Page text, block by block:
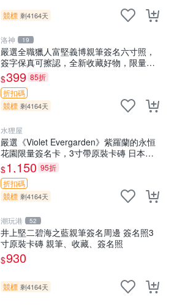
競標 剩4164天
洛神 19
嚴選全職獵人富堅義博親筆簽名六寸照，
簽字保真可擦認，全新收藏好物，限量發
售 全職獵人 富堅義博 簽名照片
$399 85折
折扣碼
競標 剩4164天
水狸屋
嚴選《Violet Evergarden》紫羅蘭的永恒
花園限量簽名卡，3寸帶原裝卡磚 日本中
古收藏推薦 薇爾莉特 曜佳奈 筆記本
$1,150 95折
折扣碼
競標 剩4164天
潮玩港 52
井上堅二碧海之藍親筆簽名周邊 簽名照3
寸原裝卡磚 親筆、收藏、簽名照
$930
競標 剩4164天